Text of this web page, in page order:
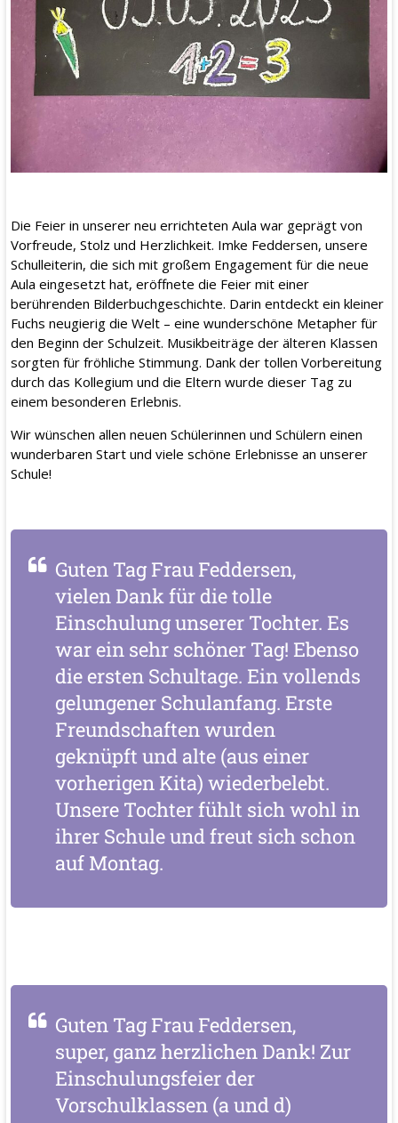
Die Feier in unserer neu errichteten Aula war geprägt von
Vorfreude, Stolz und Herzlichkeit. Imke Feddersen, unsere
Schulleiterin, die sich mit großem Engagement für die neue
Aula eingesetzt hat, eröffnete die Feier mit einer
berührenden Bilderbuchgeschichte. Darin entdeckt ein kleiner
Fuchs neugierig die Welt – eine wunderschöne Metapher für
den Beginn der Schulzeit. Musikbeiträge der älteren Klassen
sorgten für fröhliche Stimmung. Dank der tollen Vorbereitung
durch das Kollegium und die Eltern wurde dieser Tag zu
einem besonderen Erlebnis.
Wir wünschen allen neuen Schülerinnen und Schülern einen
wunderbaren Start und viele schöne Erlebnisse an unserer
Schule!
Guten Tag Frau Feddersen,
vielen Dank für die tolle
Einschulung unserer Tochter. Es
war ein sehr schöner Tag! Ebenso
die ersten Schultage. Ein vollends
gelungener Schulanfang. Erste
Freundschaften wurden
geknüpft und alte (aus einer
vorherigen Kita) wiederbelebt.
Unsere Tochter fühlt sich wohl in
ihrer Schule und freut sich schon
auf Montag.
Guten Tag Frau Feddersen,
super, ganz herzlichen Dank! Zur
Einschulungsfeier der
Vorschulklassen (a und d)